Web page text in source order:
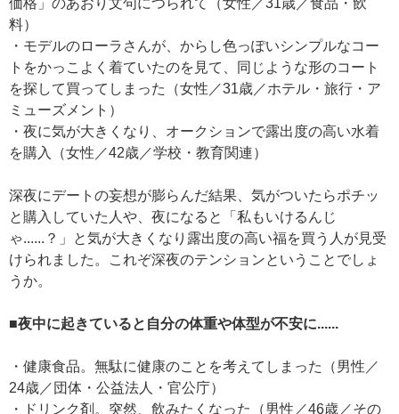
価格」のあおり文句につられて（女性／31歳／食品・飲
料）
・モデルのローラさんが、からし色っぽいシンプルなコー
トをかっこよく着ていたのを見て、同じような形のコート
を探して買ってしまった（女性／31歳／ホテル・旅行・ア
ミューズメント）
・夜に気が大きくなり、オークションで露出度の高い水着
を購入（女性／42歳／学校・教育関連）
深夜にデートの妄想が膨らんだ結果、気がついたらポチッ
と購入していた人や、夜になると「私もいけるんじ
ゃ......？」と気が大きくなり露出度の高い福を買う人が見受
けられました。これぞ深夜のテンションということでしょ
うか。
■夜中に起きていると自分の体重や体型が不安に......
・健康食品。無駄に健康のことを考えてしまった（男性／
24歳／団体・公益法人・官公庁）
・ドリンク剤。突然、飲みたくなった（男性／46歳／その